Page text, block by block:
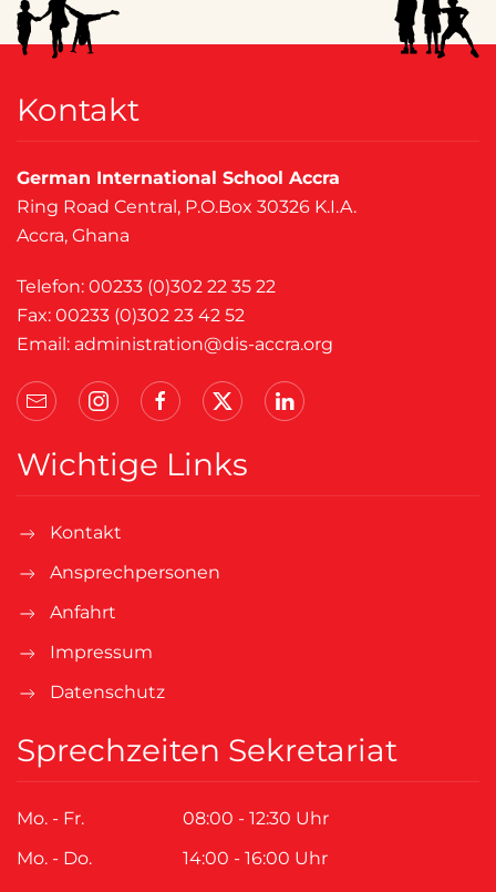
Kontakt
German International School Accra
Ring Road Central, P.O.Box 30326 K.I.A.
Accra, Ghana
Telefon: 00233 (0)302 22 35 22
Fax: 00233 (0)302 23 42 52
Email: administration@dis-accra.org
Wichtige Links
Kontakt
Ansprechpersonen
Anfahrt
Impressum
Datenschutz
Sprechzeiten Sekretariat
Mo. - Fr.
08:00 - 12:30 Uhr
Mo. - Do.
14:00 - 16:00 Uhr